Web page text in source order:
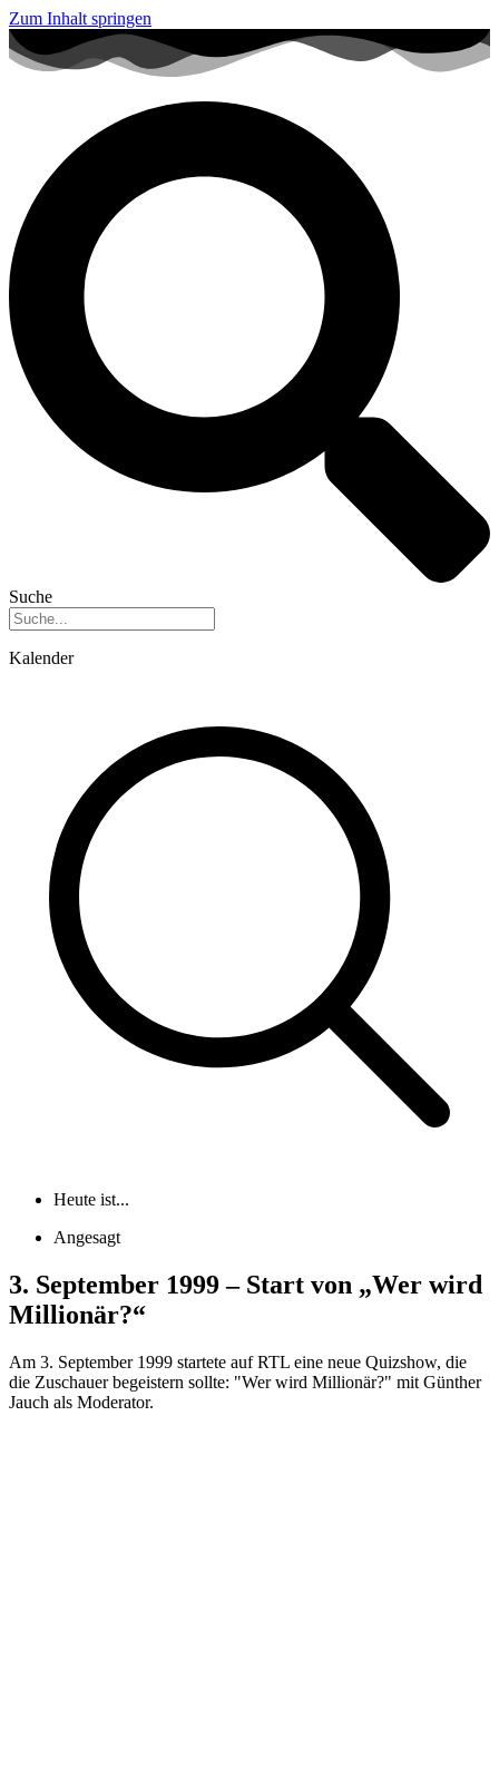
Zum Inhalt springen
Suche
Kalender
Heute ist...
Angesagt
3. September 1999 – Start von „Wer wird
Millionär?“
Am 3. September 1999 startete auf RTL eine neue Quizshow, die
die Zuschauer begeistern sollte: "Wer wird Millionär?" mit Günther
Jauch als Moderator.